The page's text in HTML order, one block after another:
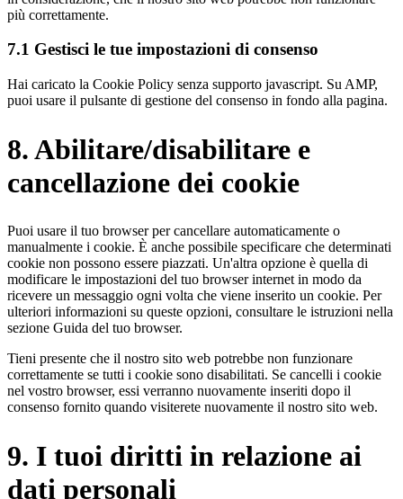
più correttamente.
7.1 Gestisci le tue impostazioni di consenso
Hai caricato la Cookie Policy senza supporto javascript. Su AMP,
puoi usare il pulsante di gestione del consenso in fondo alla pagina.
8. Abilitare/disabilitare e
cancellazione dei cookie
Puoi usare il tuo browser per cancellare automaticamente o
manualmente i cookie. È anche possibile specificare che determinati
cookie non possono essere piazzati. Un'altra opzione è quella di
modificare le impostazioni del tuo browser internet in modo da
ricevere un messaggio ogni volta che viene inserito un cookie. Per
ulteriori informazioni su queste opzioni, consultare le istruzioni nella
sezione Guida del tuo browser.
Tieni presente che il nostro sito web potrebbe non funzionare
correttamente se tutti i cookie sono disabilitati. Se cancelli i cookie
nel vostro browser, essi verranno nuovamente inseriti dopo il
consenso fornito quando visiterete nuovamente il nostro sito web.
9. I tuoi diritti in relazione ai
dati personali